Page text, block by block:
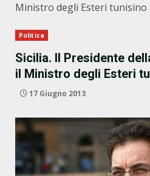
Ministro degli Esteri tunisino
Politica
Sicilia. Il Presidente
il Ministro degli Esteri
17 Giugno 2013